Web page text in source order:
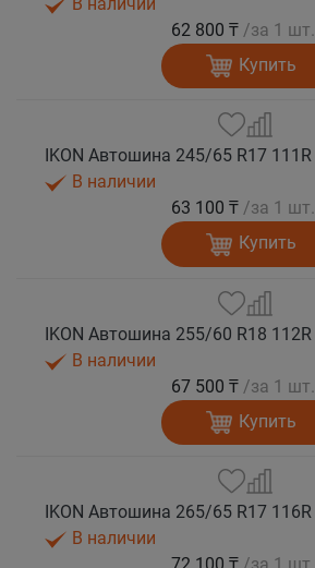
62 800 ₸ /за 1 шт.
Купить
В наличии
63 100 ₸ /за 1 шт.
Купить
В наличии
67 500 ₸ /за 1 шт.
Купить
В наличии